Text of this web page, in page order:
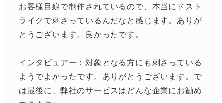
お客様目線で制作されているので、本当にドスト
ライクで刺さっているんだなと感じます。ありが
とうございます。良かったです。
インタビュアー：対象となる方にも刺さっている
ようでよかったです。ありがとうございます。で
は最後に、弊社のサービスはどんな企業にお勧め